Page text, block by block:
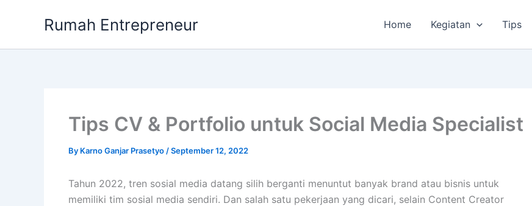
Rumah Entrepreneur Home Kegiatan Tips
Tips CV & Portfolio untuk Social Media Specialist
By Karno Ganjar Prasetyo /September 12, 2022
Tahun 2022, tren sosial media datang silih berganti menuntut banyak brand atau bisnis untuk
memiliki tim sosial media sendiri. Dan salah satu pekerjaan yang dicari, selain Content Creator